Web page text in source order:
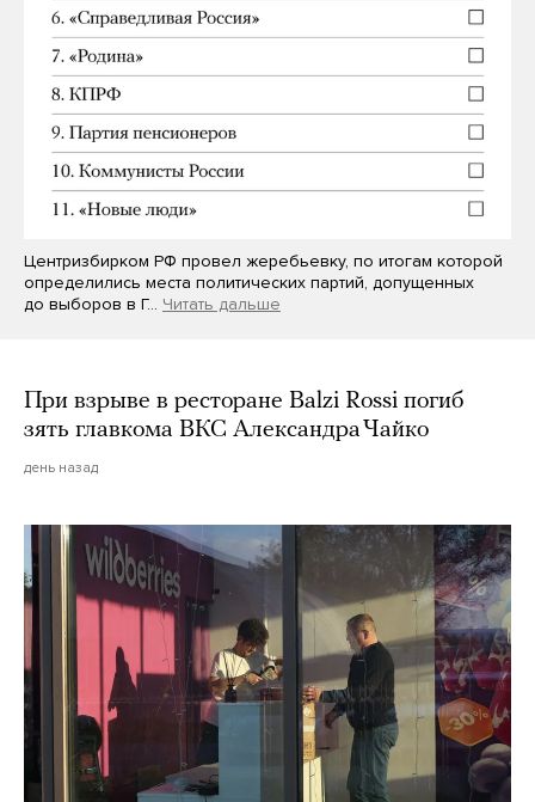
Центризбирком РФ провел жеребьевку, по итогам которой
определились места политических партий, допущенных
до выборов в Г… Читать дальше
При взрыве в ресторане Balzi Rossi погиб
зять главкома ВКС Александра Чайко
день назад